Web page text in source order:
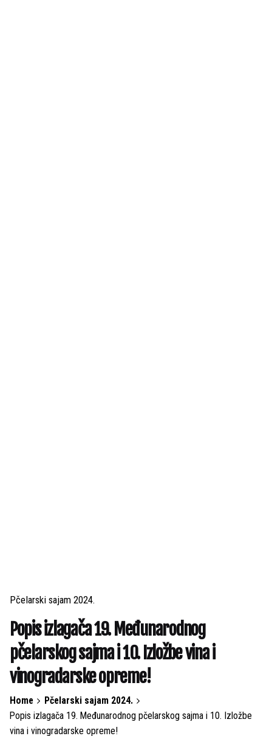
Pčelarski sajam 2024.
Popis izlagača 19. Međunarodnog
pčelarskog sajma i 10. Izložbe vina i
vinogradarske opreme!
Home
Pčelarski sajam 2024.
Popis izlagača 19. Međunarodnog pčelarskog sajma i 10. Izložbe
vina i vinogradarske opreme!